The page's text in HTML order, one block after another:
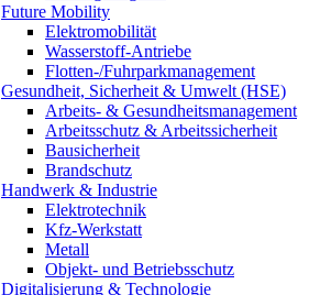
Future Mobility
Elektromobilität
Wasserstoff-Antriebe
Flotten-/Fuhrparkmanagement
Gesundheit, Sicherheit & Umwelt (HSE)
Arbeits- & Gesundheitsmanagement
Arbeitsschutz & Arbeitssicherheit
Bausicherheit
Brandschutz
Handwerk & Industrie
Elektrotechnik
Kfz-Werkstatt
Metall
Objekt- und Betriebsschutz
Digitalisierung & Technologie